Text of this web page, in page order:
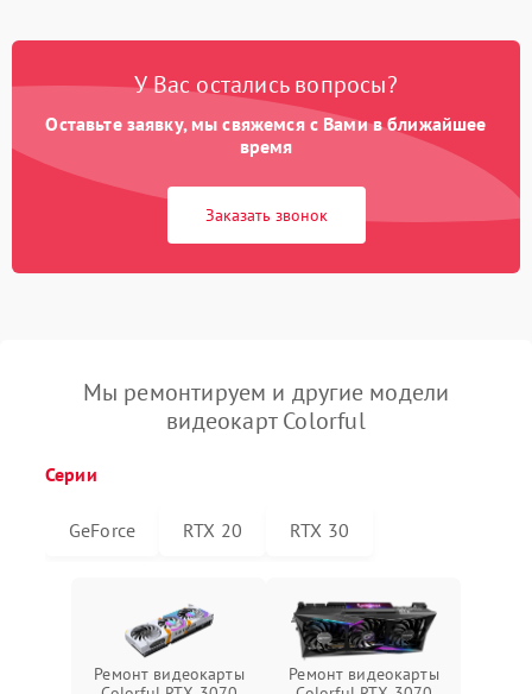
У Вас остались вопросы?
Оставьте заявку, мы свяжемся с Вами в ближайшее
время
Заказать звонок
Мы ремонтируем и другие модели
видеокарт Colorful
Серии
GeForce RTX 20 RTX 30
Ремонт видеокарты
Ремонт видеокарты